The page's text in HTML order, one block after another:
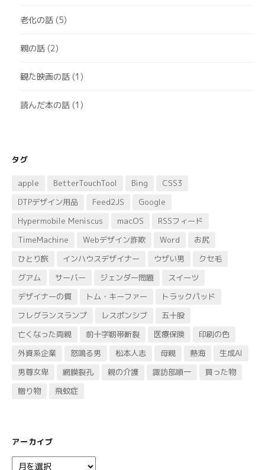
老化の話 (5)
親の話 (2)
観た映画の話 (1)
読んだ本の話 (1)
タグ
apple BetterTouchTool Bing
CSS3
DTPデザイン用品
Feed2JS
Google
Hypermobile Meniscus
macOS
RSSフィード
TimeMachine
Webデザイン詐欺 Word
お尻
ひとり旅
インハウスデザイナー ウザい男
クセ毛
グアム
サーバー ジェンダー問題
スイーツ
デザイナーの質
トム・キーファー
トラックパッド
フレグランスランプ
レスポンシブ
五十股
亡くなった両親
前十字靭帯断裂 医療保険
印刷の色
外資系企業
怒鳴る男 松本人志 母親 熱海
生成AI
男尊女卑
網膜裂孔 親の介護 諏訪部順一
買った物
贈り物
飛蚊症
アーカイブ